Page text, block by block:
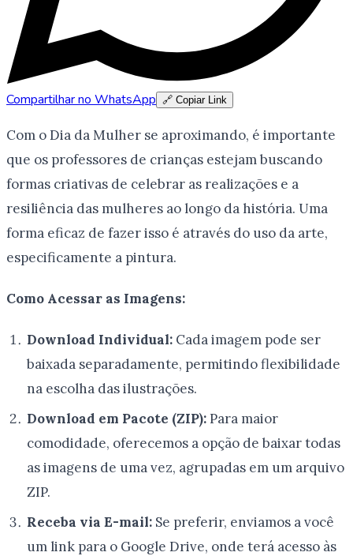
Compartilhar no WhatsApp 🔗 Copiar Link
Com o Dia da Mulher se aproximando, é importante
que os professores de crianças estejam buscando
formas criativas de celebrar as realizações e a
resiliência das mulheres ao longo da história. Uma
forma eficaz de fazer isso é através do uso da arte,
especificamente a pintura.
Como Acessar as Imagens:
Download Individual:Cada imagem pode ser
baixada separadamente, permitindo flexibilidade
na escolha das ilustrações.
Download em Pacote (ZIP):Para maior
comodidade, oferecemos a opção de baixar todas
as imagens de uma vez, agrupadas em um arquivo
ZIP.
Receba via E-mail:Se preferir, enviamos a você
um link para o Google Drive, onde terá acesso às